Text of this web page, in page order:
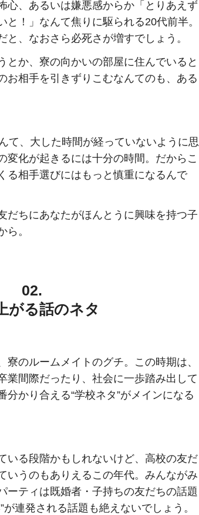
心、あるいは嫌悪感からか「とりあえず
！」なんて焦りに駆られる20代前半。
、なおさら必死さが増すでしょう。
とか、寮の向かいの部屋に住んでいると
お相手を引きずりこむなんてのも、ある
て、大した時間が経っていないように思
変化が起きるには十分の時間。だからこ
る相手選びにはもっと慎重になるんで
だちにあなたがほんとうに興味を持つ子
ら。
02.
がる話のネタ
寮のルームメイトのグチ。この時期は、
業間際だったり、社会に一歩踏み出して
分かり合える“学校ネタ”がメインになる
いる段階かもしれないけど、高校の友だ
うのもありえるこの年代。みんながみ
ーティは既婚者・子持ちの友だちの話題
連発される話題も絶えないでしょう。